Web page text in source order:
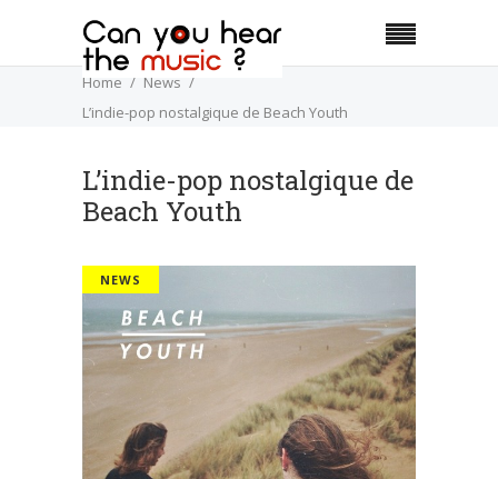
Home
News
L’indie-pop nostalgique de Beach Youth
L’indie-pop nostalgique de
Beach Youth
NEWS